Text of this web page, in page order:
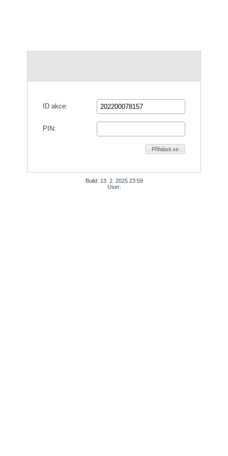
ID akce:
PIN:
Přihlásit se
Build: 13. 2. 2025 23:59
User: